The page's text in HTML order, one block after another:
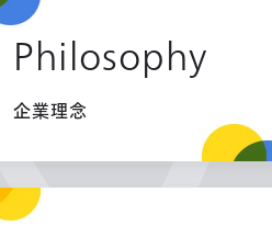
Philosophy
企業理念